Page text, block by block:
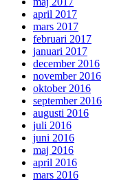
april 2017
mars 2017
februari 2017
januari 2017
december 2016
november 2016
oktober 2016
september 2016
augusti 2016
juli 2016
juni 2016
maj 2016
april 2016
mars 2016